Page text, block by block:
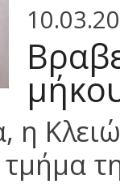
η